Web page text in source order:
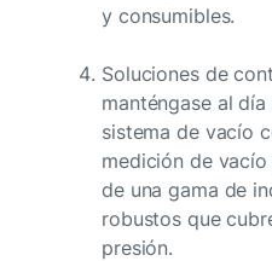
y consumibles.
Soluciones de
manténgase al
sistema de vacío
medición de
de una gama de
robustos que
presión.